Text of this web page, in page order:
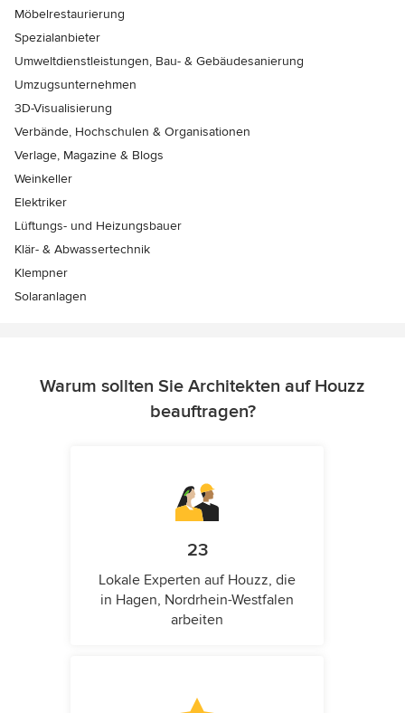
Möbelrestaurierung
Spezialanbieter
Umweltdienstleistungen, Bau- & Gebäudesanierung
Umzugsunternehmen
3D-Visualisierung
Verbände, Hochschulen & Organisationen
Verlage, Magazine & Blogs
Weinkeller
Elektriker
Lüftungs- und Heizungsbauer
Klär- & Abwassertechnik
Klempner
Solaranlagen
Warum sollten Sie Architekten auf Houzz
beauftragen?
23
Lokale Experten auf Houzz, die
in Hagen, Nordrhein-Westfalen
arbeiten